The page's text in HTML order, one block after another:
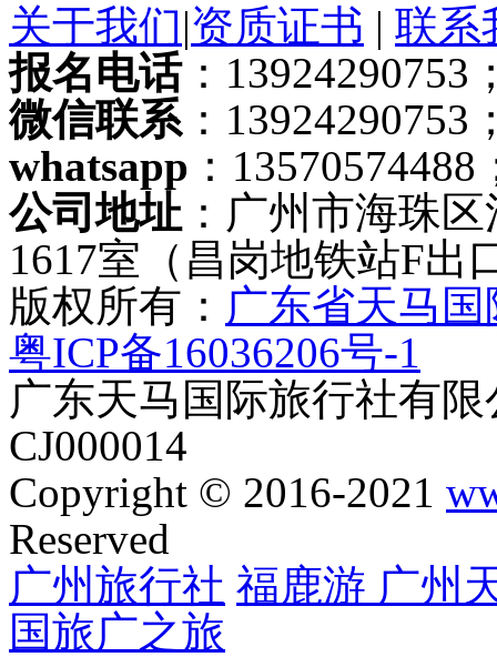
关于我们|资质证书 | 联系
报名电话：13924290753
微信联系：13924290753
whatsapp ：13570574488
公司地址 ：广州市海珠
1617室（昌岗地铁站F出
版权所有： 广东省天马
粤ICP备16036206号-1
广东天马国际旅行社有
CJ000014
Copyright © 2016-2021
Reserved
广州旅行社 福鹿游 广州
国旅广之旅